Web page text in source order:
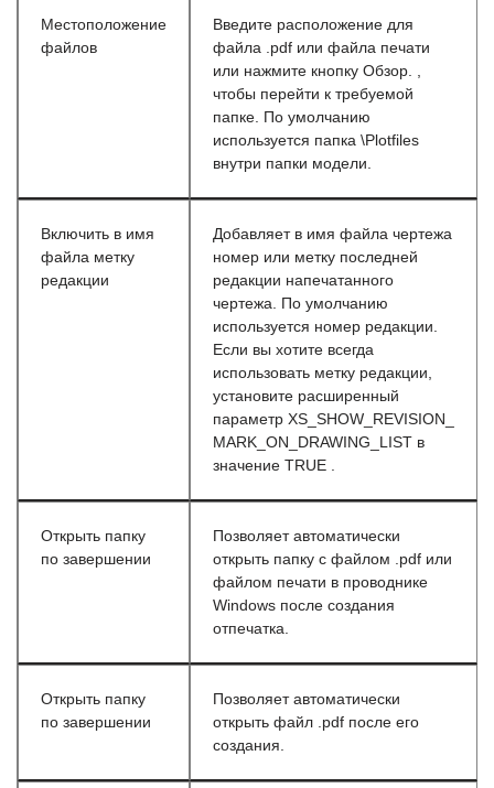
Местоположение
файлов
Введите расположение для
файла .pdf или файла печати
или нажмите кнопку Обзор. ,
чтобы перейти к требуемой
папке. По умолчанию
используется папка \Plotfiles
внутри папки модели.
Включить в имя
файла метку
редакции
Добавляет в имя файла чертежа
номер или метку последней
редакции напечатанного
чертежа. По умолчанию
используется номер редакции.
Если вы хотите всегда
использовать метку редакции,
установите расширенный
параметр XS_​SHOW_​REVISION_​
MARK_​ON_​DRAWING_​LIST в
значение TRUE .
Открыть папку
по завершении
Позволяет автоматически
открыть папку с файлом .pdf или
файлом печати в проводнике
Windows после создания
отпечатка.
Открыть папку
по завершении
Позволяет автоматически
открыть файл .pdf после его
создания.